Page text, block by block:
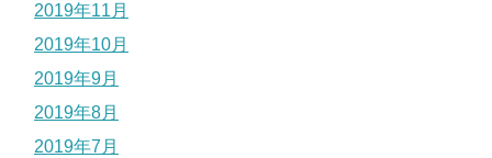
2019年11月
2019年10月
2019年9月
2019年8月
2019年7月